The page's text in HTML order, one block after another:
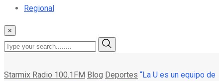
Regional
×
Starmix Radio 100.1FM Blog Deportes “La U es un equipo de